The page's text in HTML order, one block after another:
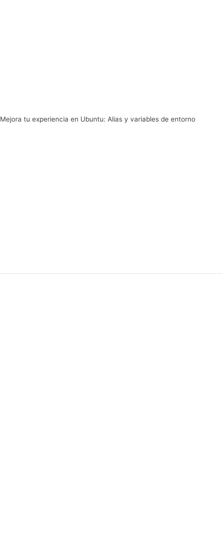
Mejora tu experiencia en Ubuntu: Alias y variables de entorno